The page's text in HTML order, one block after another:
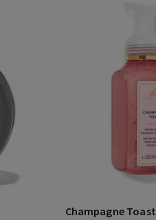
Champagne Toast